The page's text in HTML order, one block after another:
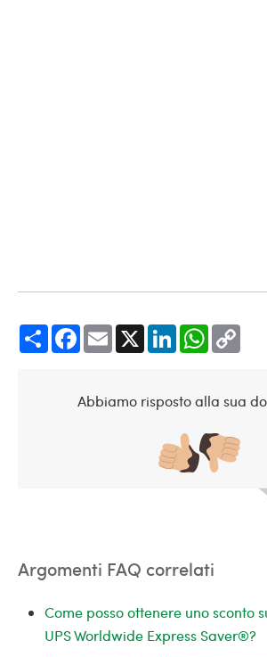
Share Facebook Email LinkedIn WhatsApp
Abbiamo risposto alla sua
Argomenti FAQ correlati
Come posso ottenere uno sconto
UPS Worldwide Express Saver®?